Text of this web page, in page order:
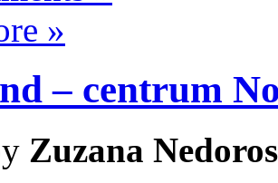
»
– centrum
Zuzana